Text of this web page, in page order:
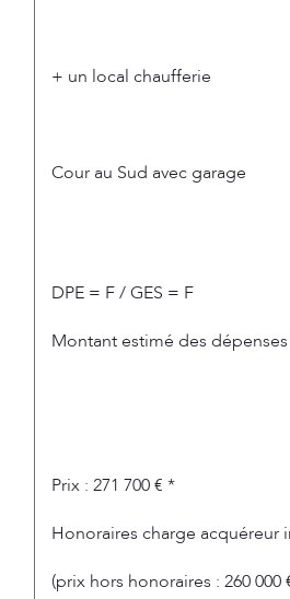
+ un local chaufferie
Cour au Sud avec garage
DPE = F / GES = F
Montant estimé des
Prix : 271 700 € *
Honoraires charge acquéreur
(prix hors honoraires : 260 000